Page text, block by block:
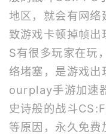
地区，就会有网络
致游戏卡顿掉帧
S有很多玩家在玩
络堵塞，是游戏出
ourplay手游加速
史诗般的战斗
等原因，永久免费